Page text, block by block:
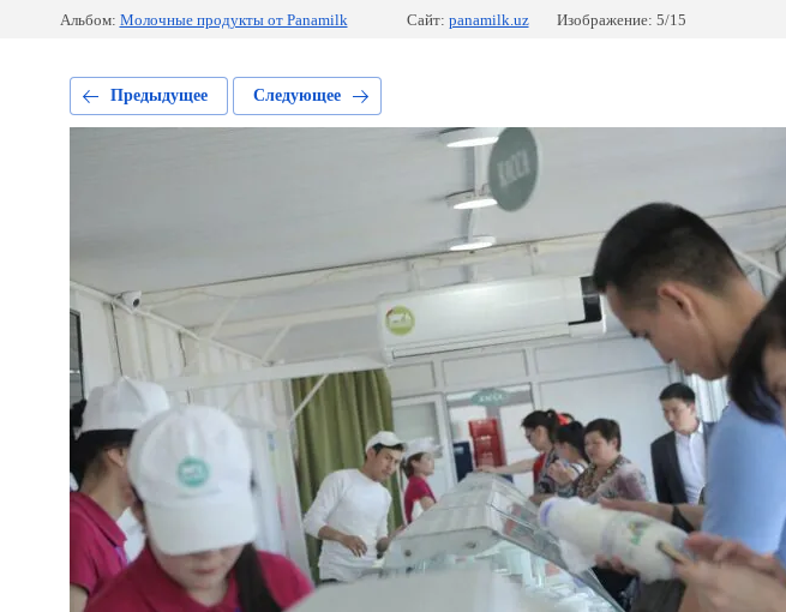
Альбом: Молочные продукты от Panamilk Сайт: panamilk.uz Изображение: 5/15
Предыдущее Следующее